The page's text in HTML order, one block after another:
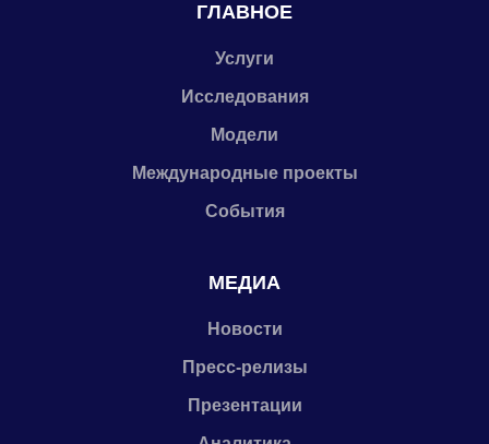
ГЛАВНОЕ
Услуги
Исследования
Модели
Международные проекты
События
МЕДИА
Новости
Пресс-релизы
Презентации